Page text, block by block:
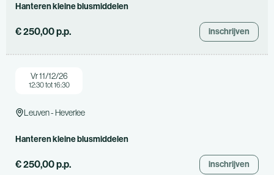
Hanteren kleine blusmiddelen
€ 250,00 p.p. inschrijven
Vr 11/12/26
12:30 tot 16:30
Leuven - Heverlee
Hanteren kleine blusmiddelen
€ 250,00 p.p. inschrijven